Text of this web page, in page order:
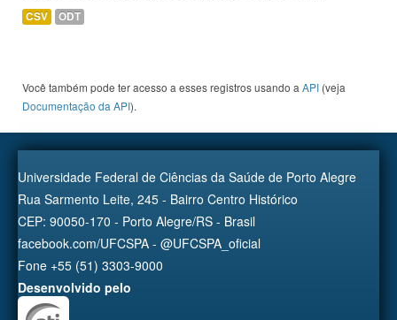
CSV ODT
Você também pode ter acesso a esses registros usando a API (veja
Documentação da API).
Universidade Federal de Ciências da Saúde de Porto Alegre
Rua Sarmento Leite, 245 - Bairro Centro Histórico
CEP: 90050-170 - Porto Alegre/RS - Brasil
facebook.com/UFCSPA - @UFCSPA_oficial
Fone +55 (51) 3303-9000
Desenvolvido pelo